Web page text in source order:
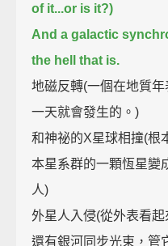
of it...or is it?)
And a galactic
the hell that is.
地磁反轉(一個在地質
一天就會發生的。)
和神祕的X星球相撞(根
本星系群的一顆恆星變
人)
外星人入侵(從外表看
還有銀河同步光束，管